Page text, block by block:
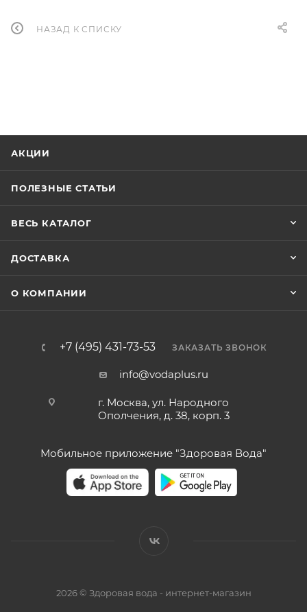
НАЗАД К СПИСКУ
АКЦИИ
ПОЛЕЗНЫЕ СТАТЬИ
ВЕСЬ КАТАЛОГ
ДОСТАВКА
О КОМПАНИИ
+7 (495) 431-73-53 ЗАКАЗАТЬ ЗВОНОК
info@vodaplus.ru
г. Москва, ул. Народного
Ополчения, д. 38, корп. 3
Мобильное приложение "Здоровая Вода"
2026 © Здоровая вода - интернет-магазин